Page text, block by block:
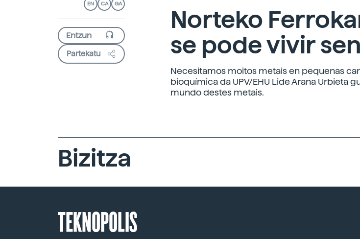
EN CA GA
Partekatu
Norteko
se pode vivir
Necesitamos moitos metais en pequenas
bioquímica da UPV/EHU Lide Arana Urbieta
mundo destes metais.
Bizitza
TEKNOPOLIS